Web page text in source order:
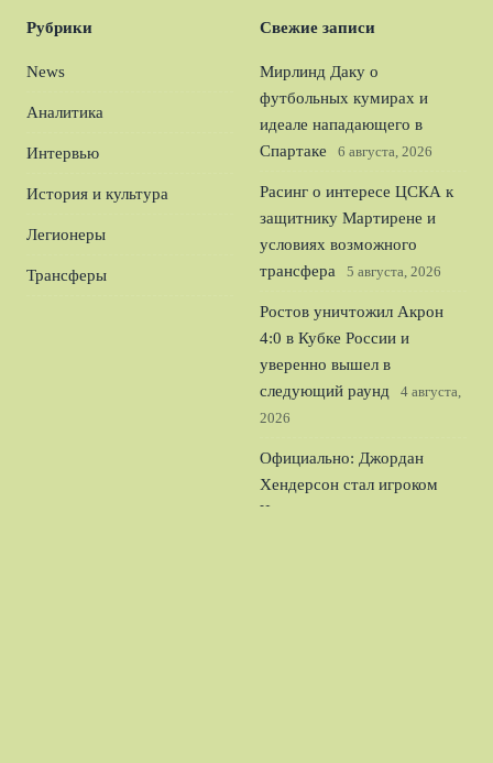
Рубрики
News
Аналитика
Интервью
История и культура
Легионеры
Трансферы
Свежие записи
Мирлинд Даку о
футбольных кумирах и
идеале нападающего в
Спартаке
6 августа, 2026
Расинг о интересе ЦСКА к
защитнику Мартирене и
условиях возможного
трансфера
5 августа, 2026
Ростов уничтожил Акрон
4:0 в Кубке России и
уверенно вышел в
следующий раунд
4 августа,
2026
Официально: Джордан
Хендерсон стал игроком
Челси и лидером для